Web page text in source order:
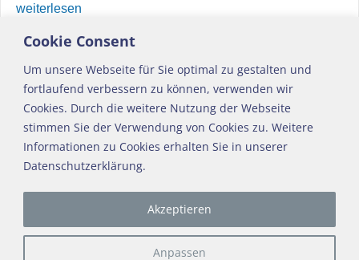
Cookie Consent
Um unsere Webseite für Sie optimal zu gestalten und
fortlaufend verbessern zu können, verwenden wir
Cookies. Durch die weitere Nutzung der Webseite
stimmen Sie der Verwendung von Cookies zu. Weitere
Informationen zu Cookies erhalten Sie in unserer
Datenschutzerklärung.
Anpassen
Akzeptieren
weiterlesen
Feste permalink
Artikelnavigation
Feria in Jerez de la Frontera Saca de Yeguas
Kontakt